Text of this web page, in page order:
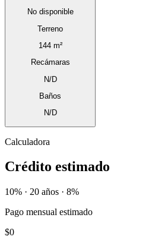
No disponible
Terreno
144 m²
Recámaras
N/D
Baños
N/D
Calculadora
Crédito estimado
10% · 20 años · 8%
Pago mensual estimado
$0